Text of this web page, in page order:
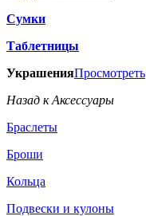
Сумки
Таблетницы
УкрашенияПросмотреть
Назад к Аксессуары
Браслеты
Броши
Кольца
Подвески и кулоны